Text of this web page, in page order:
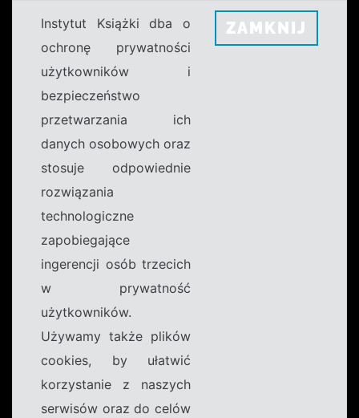
Instytut Książki dba o
ochronę prywatności
użytkowników i
bezpieczeństwo
przetwarzania ich
danych osobowych oraz
stosuje odpowiednie
rozwiązania
technologiczne
zapobiegające
ingerencji osób trzecich
w prywatność
użytkowników.
Używamy także plików
cookies, by ułatwić
korzystanie z naszych
serwisów oraz do celów
ZAMKNIJ